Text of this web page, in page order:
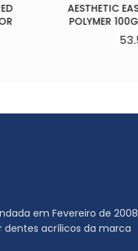
COLORS BLUE
– CANDULOR
em Fevereiro de 2008
dentes acrílicos da marca